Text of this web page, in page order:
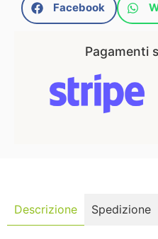
Facebook
Pagamenti
Descrizione Spedizione